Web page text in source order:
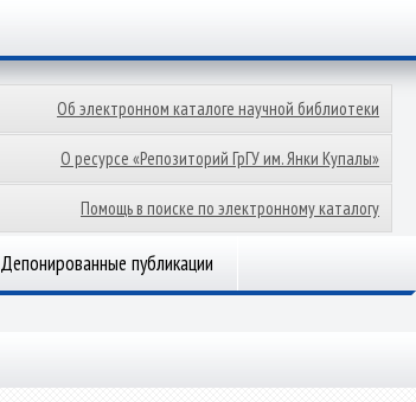
Об электронном каталоге научной библиотеки
О ресурсе «Репозиторий ГрГУ им. Янки Купалы»
Помощь в поиске по электронному каталогу
Депонированные публикации